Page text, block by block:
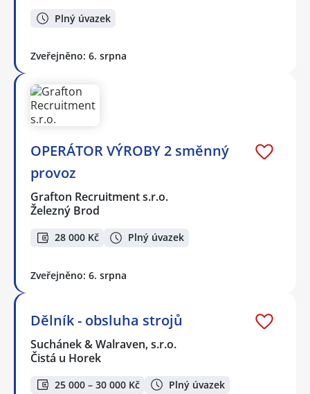
Plný úvazek
Zveřejněno: 6. srpna
OPERÁTOR VÝROBY 2 směnný
provoz
Grafton Recruitment s.r.o.
Železný Brod
28 000 Kč Plný úvazek
Zveřejněno: 6. srpna
Dělník - obsluha strojů
Suchánek & Walraven, s.r.o.
Čistá u Horek
25 000 – 30 000 Kč
Plný úvazek